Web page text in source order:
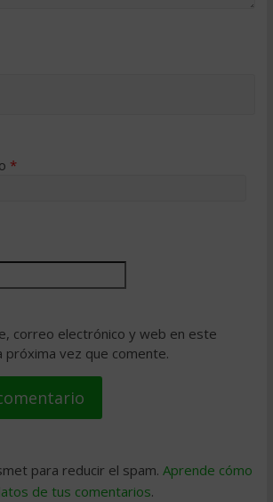
*
correo electrónico y web en este
próxima vez que comente.
para reducir el spam. Aprende cómo
de tus comentarios.